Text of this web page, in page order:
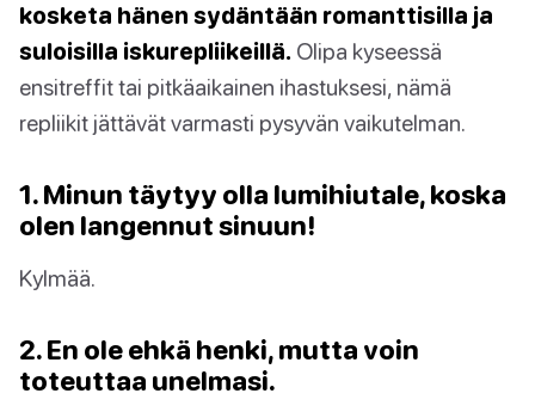
kosketa hänen sydäntään romanttisilla ja
suloisilla iskurepliikeillä. Olipa kyseessä
ensitreffit tai pitkäaikainen ihastuksesi, nämä
repliikit jättävät varmasti pysyvän vaikutelman.
1. Minun täytyy olla lumihiutale, koska
olen langennut sinuun!
Kylmää.
2. En ole ehkä henki, mutta voin
toteuttaa unelmasi.